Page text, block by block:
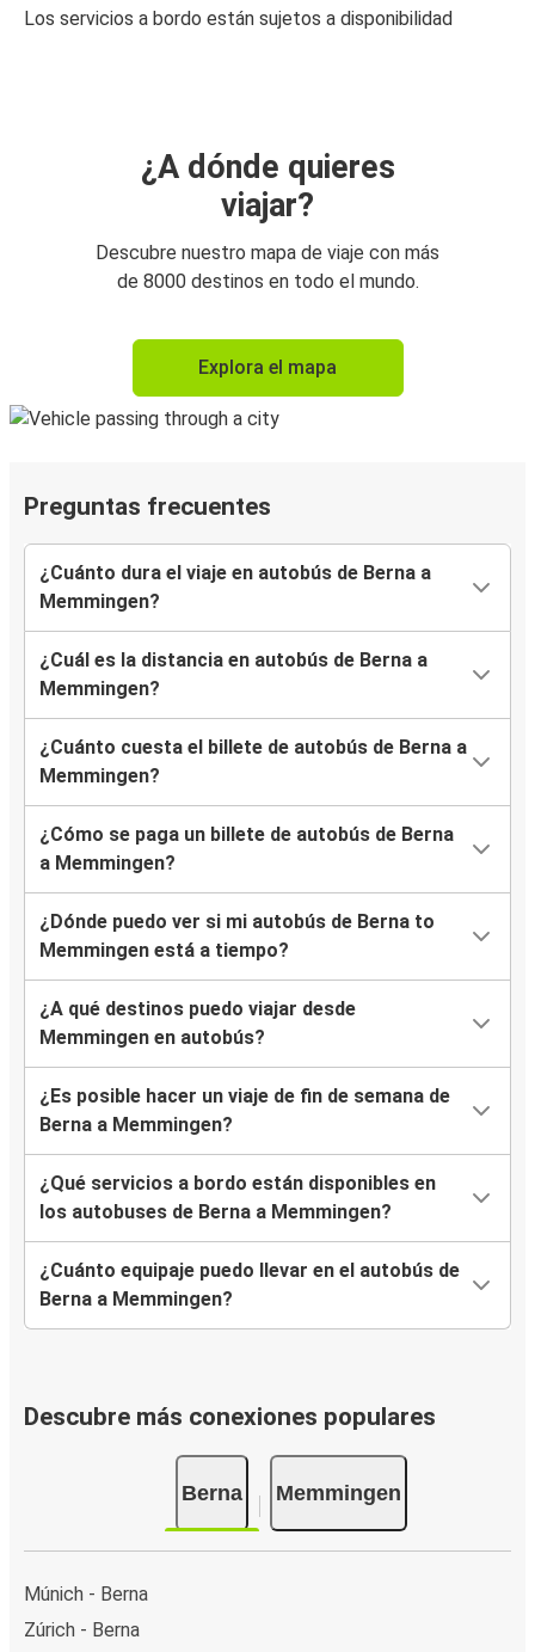
Los servicios a bordo están sujetos a disponibilidad
¿A dónde quieres
viajar?
Descubre nuestro mapa de viaje con más
de 8000 destinos en todo el mundo.
Explora el mapa
Preguntas frecuentes
¿Cuánto dura el viaje en autobús de Berna a
Memmingen?
¿Cuál es la distancia en autobús de Berna a
Memmingen?
¿Cuánto cuesta el billete de autobús de Berna a
Memmingen?
¿Cómo se paga un billete de autobús de Berna
a Memmingen?
¿Dónde puedo ver si mi autobús de Berna to
Memmingen está a tiempo?
¿A qué destinos puedo viajar desde
Memmingen en autobús?
¿Es posible hacer un viaje de fin de semana de
Berna a Memmingen?
¿Qué servicios a bordo están disponibles en
los autobuses de Berna a Memmingen?
¿Cuánto equipaje puedo llevar en el autobús de
Berna a Memmingen?
Descubre más conexiones populares
Berna Memmingen
Múnich - Berna
Zúrich - Berna